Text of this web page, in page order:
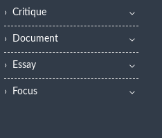
Critique
Document
Essay
Focus